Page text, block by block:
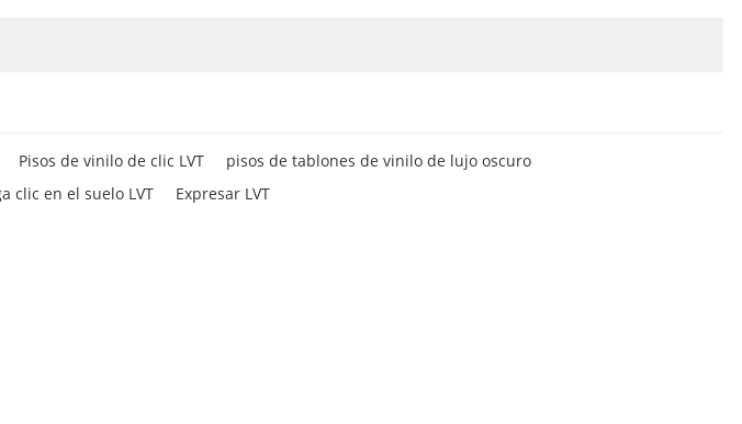
Pisos de vinilo de clic LVT
pisos de tablones de vinilo de lujo oscuro
clic en el suelo LVT Expresar LVT